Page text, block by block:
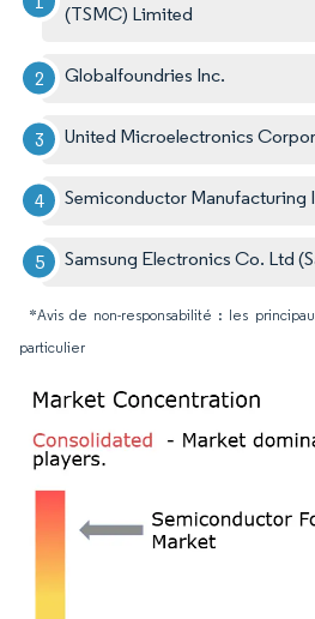
(TSMC) Limited
Globalfoundries Inc.
United Microelectronics
Semiconductor Manufacturing
Samsung Electronics Co. Ltd
*Avis de non-responsabilité : les
particulier